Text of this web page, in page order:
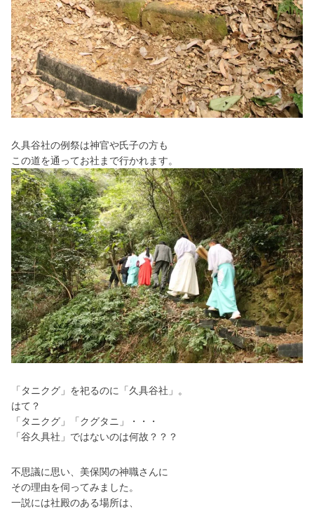
久具谷社の例祭は神官や氏子の方も
この道を通ってお社まで行かれます。
「タニクグ」を祀るのに「久具谷社」。
はて？
「タニクグ」「クグタニ」・・・
「谷久具社」ではないのは何故？？？
不思議に思い、美保関の神職さんに
その理由を伺ってみました。
一説には社殿のある場所は、